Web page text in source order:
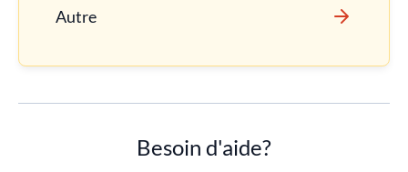
Autre
Besoin d'aide?